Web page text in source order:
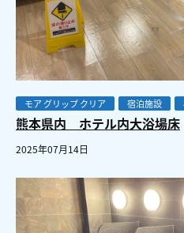
モア グリップ クリア 宿泊施設
熊本県内 ホテル内大浴場床
2025年07月14日